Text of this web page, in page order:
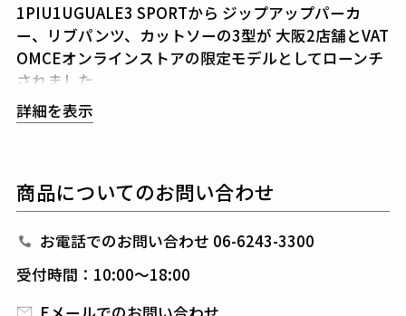
1PIU1UGUALE3 SPORTから ジップアップパーカ
ー、リブパンツ、カットソーの3型が 大阪2店舗とVAT
OMCEオンラインストアの限定モデルとしてローンチ
されました。
1PIU1UGUALE3らしいタイトシルエットはそのまま
に、昨今のトレンドを取り入れ再構築し、モデルチェ
前身頃のパターンを細くすることで奥行きを持たせ、
視覚効果でシャープに見せています。
これまでにない新しいアプローチで、従来より洗練さ
袖と裾のリブには3D立体ジャガードロゴ（1PIU1UG
UALE3）を採用、世界中の名だたるメゾンブランド
詳細を表示
商品についてのお問い合わせ
お電話でのお問い合わせ 06-6243-3300
受付時間：10:00～18:00